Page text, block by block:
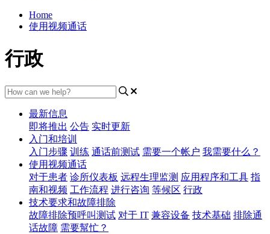
Home
使用视频通话
行政
最新信息
即将推出 公告 实时更新
入门和培训
入门步骤 训练 通话前测试 需要一个帐户 我需要什么？
使用视频通话
对于患者 诊所仪表板 远程生理监测 应用程序和工具 指
南和视频 工作流程 进行咨询 等候区 行政
技术要求和故障排除
故障排除预呼叫测试 对于 IT 兼容设备 技术基础 排除通
话故障 需要幫忙？